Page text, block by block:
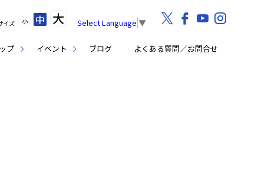
プ イベント ブログ よくある質問／お問合せ
イズ 小 中 大 Select Language ▼